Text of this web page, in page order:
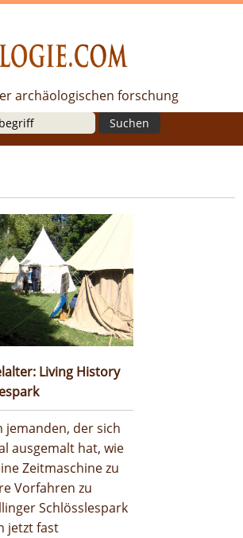
aus der archäologischen
archäologischen forschung
Living History
Living History
jemanden, der sich
ausgemalt hat, wie
Zeitmaschine zu
Vorfahren zu
Schlösslespark
jetzt fast